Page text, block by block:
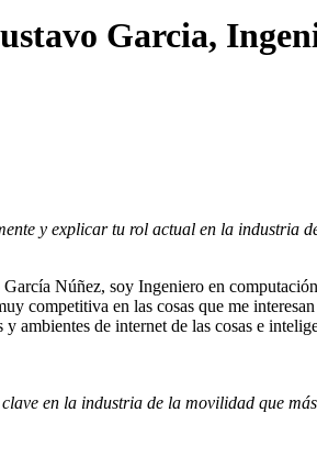
Garcia,
y explicar tu rol actual en la
Núñez, soy Ingeniero en
competitiva en las cosas que me
ambientes de internet de las cosas e
en la industria de la movilidad que